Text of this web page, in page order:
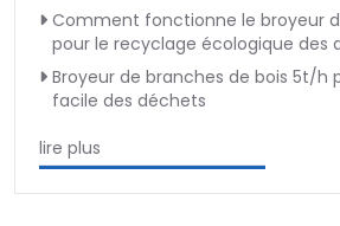
Comment fonctionne le broyeur
pour le recyclage écologique des
Broyeur de branches de bois 5t/h
facile des déchets
lire plus